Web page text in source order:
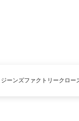
ジーンズファクトリークロー